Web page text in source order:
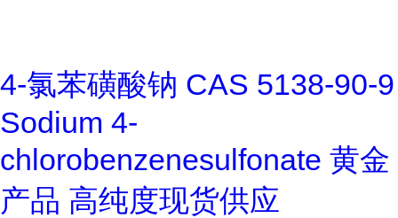
4-氯苯磺酸钠 CAS 5138-90-9
Sodium 4-
chlorobenzenesulfonate 黄金
产品 高纯度现货供应